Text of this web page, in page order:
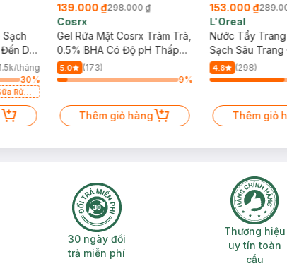
Sạch
Da
tháng
30%
Rửa
139.000 ₫298.000 ₫
Cosrx
Gel Rửa Mặt Cosrx Tràm Trà,
0.5% BHA Có Độ pH Thấp
150ml
5.0
(173)
9%
Thêm giỏ hàng
153.000 ₫
L'Oreal
Nước Tẩy
Sạch Sâu
4.8 (298)
Thêm giỏ
phí 2H 30 ngày đổi trả miễn phí
30 ngày đổi
trả miễn phí
Thương hiệu
uy tín toàn
cầu